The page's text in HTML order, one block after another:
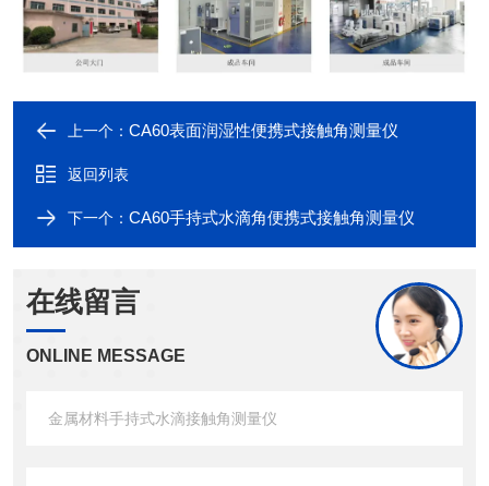
上一个： CA60表面润湿性便携式接触角测量仪
返回列表
下一个： CA60手持式水滴角便携式接触角测量仪
在线留言
ONLINE MESSAGE